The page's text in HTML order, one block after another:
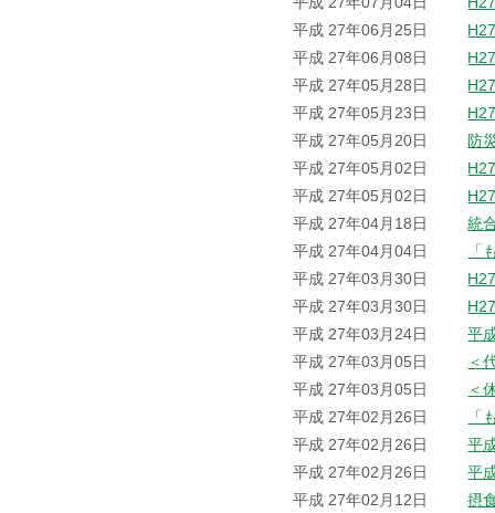
平成 27年06月25日
平成 27年06月08日
平成 27年05月28日
平成 27年05月23日
平成 27年05月20日
防
平成 27年05月02日
平成 27年05月02日
平成 27年04月18日
統
平成 27年04月04日
「
平成 27年03月30日
平成 27年03月30日
平成 27年03月24日
平
平成 27年03月05日
＜
平成 27年03月05日
＜
平成 27年02月26日
「
平成 27年02月26日
平
平成 27年02月26日
平
平成 27年02月12日
摂